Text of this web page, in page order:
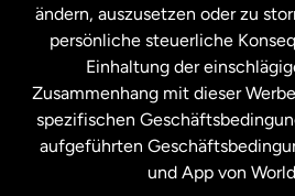
Schweden
Spanien
Vereinigte Staaten
ändern, auszusetzen oder zu
persönliche steuerliche
Einhaltung der
Zusammenhang mit dieser
spezifischen
aufgeführten
und App von